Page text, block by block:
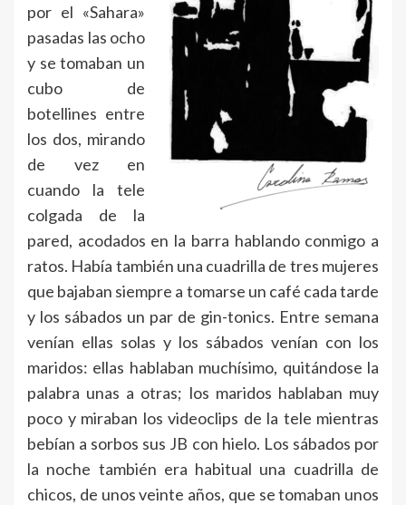
por el «Sahara»
pasadas las ocho
y se tomaban un
cubo de
botellines entre
los dos, mirando
de vez en
cuando la tele
colgada de la
pared, acodados en la barra hablando conmigo a
ratos. Había también una cuadrilla de tres mujeres
que bajaban siempre a tomarse un café cada tarde
y los sábados un par de gin-tonics. Entre semana
venían ellas solas y los sábados venían con los
maridos: ellas hablaban muchísimo, quitándose la
palabra unas a otras; los maridos hablaban muy
poco y miraban los videoclips de la tele mientras
bebían a sorbos sus JB con hielo. Los sábados por
la noche también era habitual una cuadrilla de
chicos, de unos veinte años, que se tomaban unos